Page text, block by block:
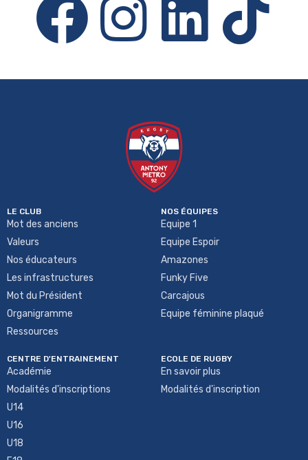
LE CLUB
Mot des anciens
Valeurs
Nos éducateurs
Les infrastructures
Mot du Président
Organigramme
Ressources
NOS ÉQUIPES
Equipe 1
Equipe Espoir
Amazones
Funky Five
Carcajous
Equipe féminine plaqué
CENTRE D'ENTRAINEMENT
Académie
Modalités d'inscriptions
U14
U16
U18
ECOLE DE RUGBY
En savoir plus
Modalités d'inscription